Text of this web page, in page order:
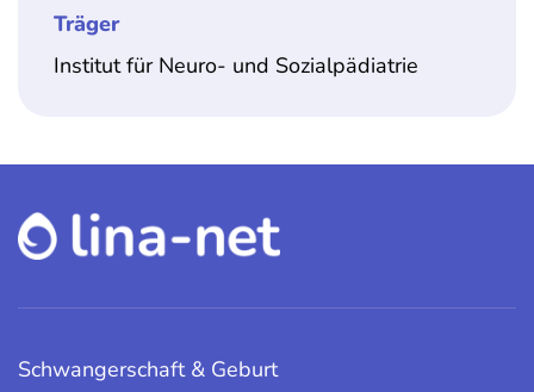
Träger
Institut für Neuro- und Sozialpädiatrie
Schwangerschaft & Geburt